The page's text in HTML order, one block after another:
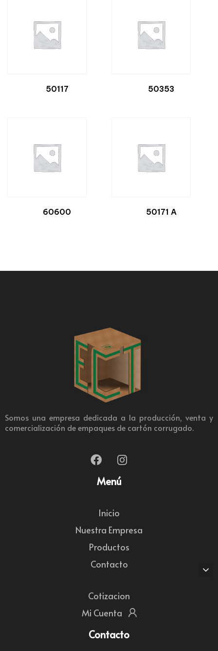
50117 50353
60600 50171 A
Somos una empresa dedicada a la producción, venta y
comercialización de empaques de cartón corrugado.
Menú
Inicio
Nuestra Empresa
Productos
Contacto
Cotizacion
Mi Cuenta
Contacto